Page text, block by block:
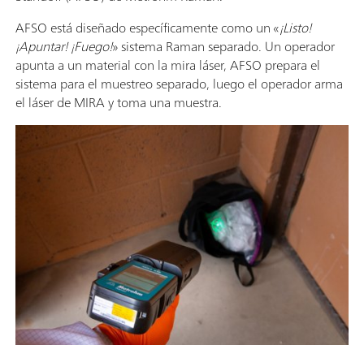
AFSO está diseñado específicamente como un «¡Listo!
¡Apuntar! ¡Fuego!» sistema Raman separado. Un operador
apunta a un material con la mira láser, AFSO prepara el
sistema para el muestreo separado, luego el operador arma
el láser de MIRA y toma una muestra.